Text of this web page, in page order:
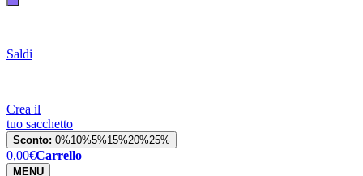
Saldi
Crea il
tuo sacchetto
Sconto: 0%10%5%15%20%25%
0,00€Carrello
MENU